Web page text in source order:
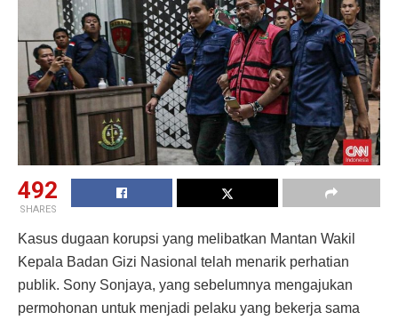
492
SHARES
Kasus dugaan korupsi yang melibatkan Mantan Wakil
Kepala Badan Gizi Nasional telah menarik perhatian
publik. Sony Sonjaya, yang sebelumnya mengajukan
permohonan untuk menjadi pelaku yang bekerja sama